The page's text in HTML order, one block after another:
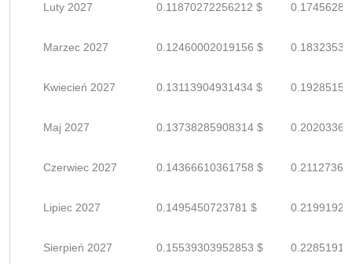
Luty 2027 0.11870272256212 $
Marzec 2027 0.12460002019156 $
Kwiecień 2027 0.13113904931434 $
Maj 2027 0.13738285908314 $
Czerwiec 2027 0.14366610361758 $
Lipiec 2027 0.1495450723781 $
Sierpień 2027 0.15539303952853 $